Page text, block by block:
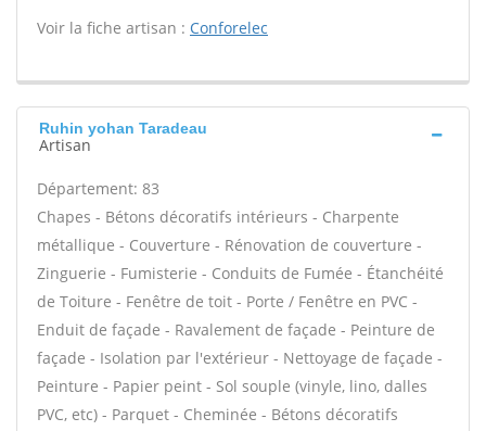
Voir la fiche artisan : Conforelec
Ruhin yohan Taradeau
Artisan
Département: 83
Chapes - Bétons décoratifs intérieurs - Charpente
métallique - Couverture - Rénovation de couverture -
Zinguerie - Fumisterie - Conduits de Fumée - Étanchéité
de Toiture - Fenêtre de toit - Porte / Fenêtre en PVC -
Enduit de façade - Ravalement de façade - Peinture de
façade - Isolation par l'extérieur - Nettoyage de façade -
Peinture - Papier peint - Sol souple (vinyle, lino, dalles
PVC, etc) - Parquet - Cheminée - Bétons décoratifs